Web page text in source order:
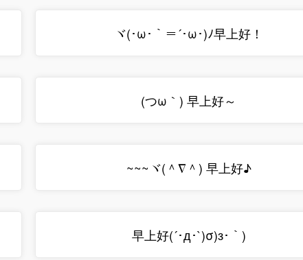
ヾ(･ω･｀＝´･ω･)ﾉ早上好！
(つω｀) 早上好～
~~~ヾ(＾∇＾) 早上好♪
早上好(´･д･`)σ)з･｀)